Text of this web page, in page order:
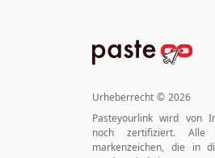
Urheberrecht © 2026
Pasteyourlink wird von
noch zertifiziert. Alle
markenzeichen, die in